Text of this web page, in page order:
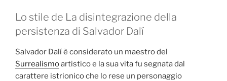
Lo stile de La disintegrazione della
persistenza di Salvador Dalí
Salvador Dalí è considerato un maestro del
Surrealismoartistico e la sua vita fu segnata dal
carattere istrionico che lo rese un personaggio